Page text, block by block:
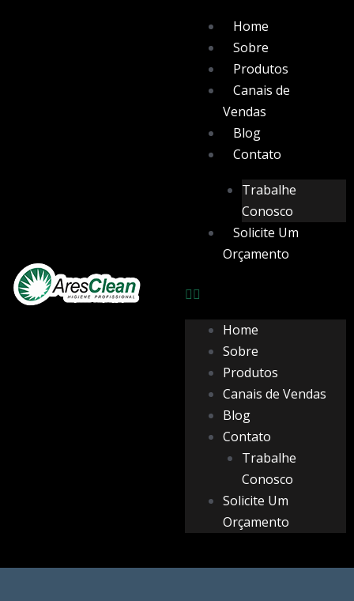
Home
Sobre
Produtos
Canais de
Vendas
Blog
Contato
Trabalhe
Conosco
Solicite Um
Orçamento
Menu
Home
Sobre
Produtos
Canais de Vendas
Blog
Contato
Trabalhe
Conosco
Solicite Um
Orçamento